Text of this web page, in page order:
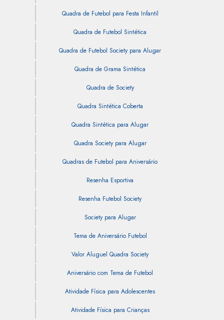
Quadra de Futebol para Festa Infantil
Quadra de Futebol Sintética
Quadra de Futebol Society para Alugar
Quadra de Grama Sintética
Quadra de Society
Quadra Sintética Coberta
Quadra Sintética para Alugar
Quadra Society para Alugar
Quadras de Futebol para Aniversário
Resenha Esportiva
Resenha Futebol Society
Society para Alugar
Tema de Aniversário Futebol
Valor Aluguel Quadra Society
Aniversário com Tema de Futebol
Atividade Física para Adolescentes
Atividade Física para Crianças